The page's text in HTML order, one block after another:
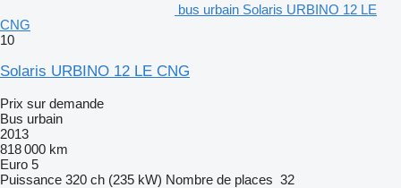
bus urbain Solaris URBINO 12 LE
CNG
10
Solaris URBINO 12 LE CNG
Prix sur demande
Bus urbain
2013
818 000 km
Euro 5
Puissance 320 ch (235 kW) Nombre de places 32